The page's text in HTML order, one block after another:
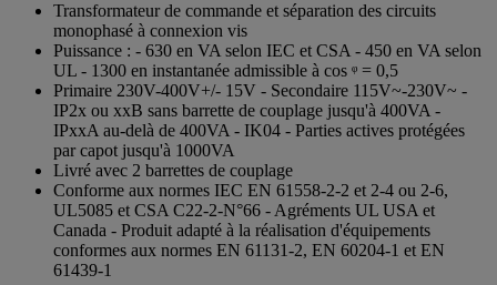
Transformateur de commande et séparation des circuits
monophasé à connexion vis
Puissance : - 630 en VA selon IEC et CSA - 450 en VA selon
UL - 1300 en instantanée admissible à cos ᵠ = 0,5
Primaire 230V-400V+/- 15V - Secondaire 115V~-230V~ -
IP2x ou xxB sans barrette de couplage jusqu'à 400VA -
IPxxA au-delà de 400VA - IK04 - Parties actives protégées
par capot jusqu'à 1000VA
Livré avec 2 barrettes de couplage
Conforme aux normes IEC EN 61558-2-2 et 2-4 ou 2-6,
UL5085 et CSA C22-2-N°66 - Agréments UL USA et
Canada - Produit adapté à la réalisation d'équipements
conformes aux normes EN 61131-2, EN 60204-1 et EN
61439-1